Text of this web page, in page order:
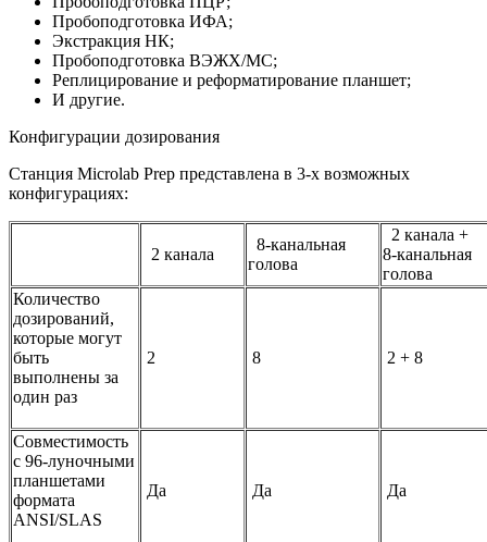
Пробоподготовка ИФА;
Экстракция НК;
Пробоподготовка ВЭЖХ/МС;
Реплицирование и реформатирование планшет;
И другие.
Конфигурации дозирования
Станция Microlab Prep представлена в 3-х возможных
конфигурациях:
2 канала
8-канальная
голова
2 канала +
8-канальная
голова
Количество
дозирований,
которые могут
быть
выполнены за
один раз
2 8 2 + 8
Совместимость
с 96-луночными
планшетами
формата
ANSI/SLAS
Да Да Да